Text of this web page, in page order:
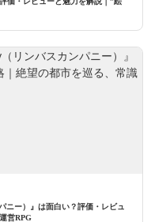
ニー）』は面白い？評価・レビュ
営RPG